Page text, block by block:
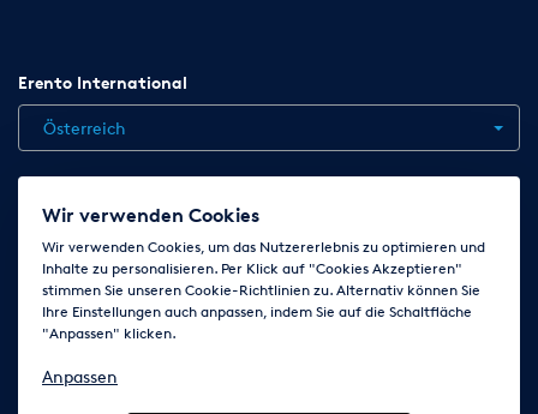
Erento International
Österreich
Jobs Kontakt News
AGB
Impressum Cookie-Einstellungen ändern
Folge uns auf
Wir verwenden Cookies
Wir verwenden Cookies, um das Nutzererlebnis zu optimieren und
Inhalte zu personalisieren. Per Klick auf "Cookies Akzeptieren"
stimmen Sie unseren Cookie-Richtlinien zu. Alternativ können Sie
Ihre Einstellungen auch anpassen, indem Sie auf die Schaltfläche
"Anpassen" klicken.
Anpassen